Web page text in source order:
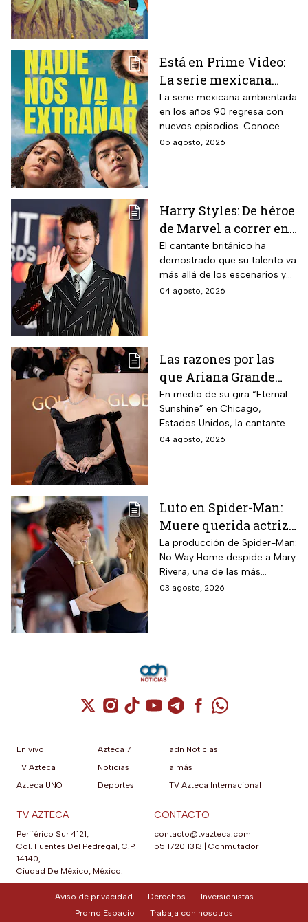
Está en Prime Video:
La serie mexicana
noventera de la que
todos están hablando
y que se ve en un fin
de semana
La serie mexicana ambientada
en los años 90 regresa con
nuevos episodios. Conoce
cuándo se estrena, qué
05 agosto, 2026
Harry Styles: De héroe
de Marvel a correr en
Chapultepec; las
apariciones del
cantante en el cine
El cantante británico ha
demostrado que su talento va
más allá de los escenarios y
ha llegado a la pantalla
04 agosto, 2026
Las razones por las
que Ariana Grande
hará una pausa en su
carrera
En medio de su gira “Eternal
Sunshine” en Chicago,
Estados Unidos, la cantante
informó a sus fanáticos que
04 agosto, 2026
Luto en Spider-Man:
Muere querida actriz
por derrame cerebral;
esto se sabe
La producción de Spider-Man:
No Way Home despide a Mary
Rivera, una de las más
queridas actrices que dieron
03 agosto, 2026
Cuenta de X / Twitter (se abre en una
Cuenta de Instagram (se abre en una
Cuenta de TikTok (se abre en
Cuenta de YouTube (se abre
Cuenta de Telegram (se
Cuenta de
Cuenta de
En vivo
TV Azteca
Azteca UNO
Azteca 7
Noticias
Deportes
adn Noticias
a más +
TV Azteca Internacional
TV AZTECA
Periférico Sur 4121,
Col. Fuentes Del Pedregal, C.P.
14140,
Ciudad De México, México.
CONTACTO
contacto@tvazteca.com
55 1720 1313
Conmutador
Aviso de privacidad Derechos
Inversionistas
Promo Espacio
Trabaja con nosotros